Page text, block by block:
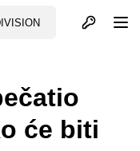
Otvori profil
će biti